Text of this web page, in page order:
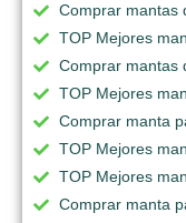
Comprar mantas
TOP Mejores
Comprar mantas
TOP Mejores
Comprar manta
TOP Mejores
TOP Mejores
Comprar manta